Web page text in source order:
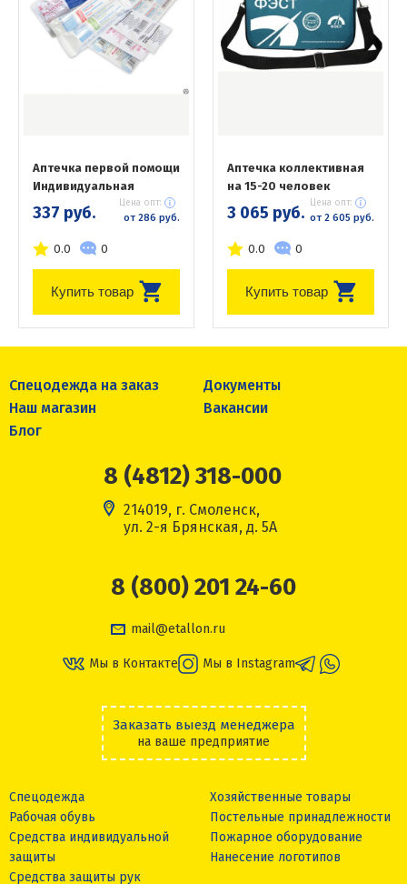
Аптечка первой помощи
Индивидуальная
337 руб. Цена опт:
от 286 руб.
0.0 0
Купить товар
Аптечка коллективная
на 15-20 человек
3 065 руб. Цена опт:
от 2 605 руб.
0.0 0
Купить товар
Спецодежда на заказ
Документы
Наш магазин
Вакансии
Блог
8 (4812) 318-000
214019, г. Смоленск,
ул. 2-я Брянская, д. 5А
8 (800) 201 24-60
mail@etallon.ru
Мы в Контакте Мы в Instagram
Заказать выезд менеджера
на ваше предприятие
Спецодежда
Рабочая обувь
Средства индивидуальной
защиты
Средства защиты рук
Хозяйственные товары
Постельные принадлежности
Пожарное оборудование
Нанесение логотипов